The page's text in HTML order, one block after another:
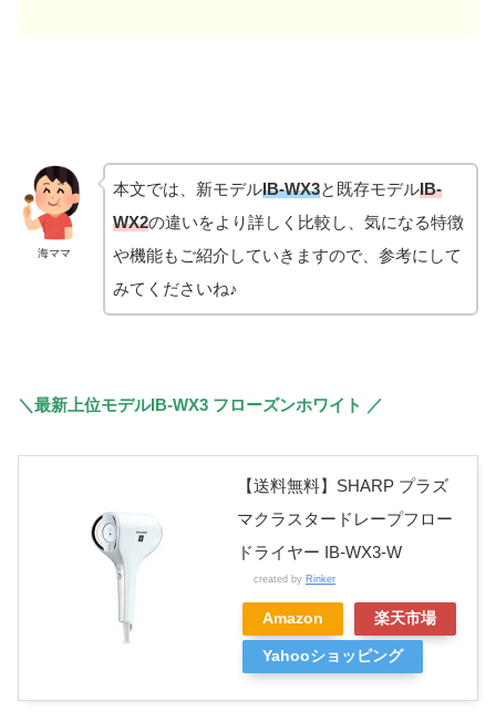
海ママ
本文では、新モデルIB-WX3と既存モデルIB-
WX2の違いをより詳しく比較し、気になる特徴
や機能もご紹介していきますので、参考にして
みてくださいね♪
＼最新上位モデルIB-WX3 フローズンホワイト ／
【送料無料】SHARP プラズ
マクラスタードレープフロー
ドライヤー IB-WX3-W
created by Rinker
Amazon 楽天市場
Yahooショッピング